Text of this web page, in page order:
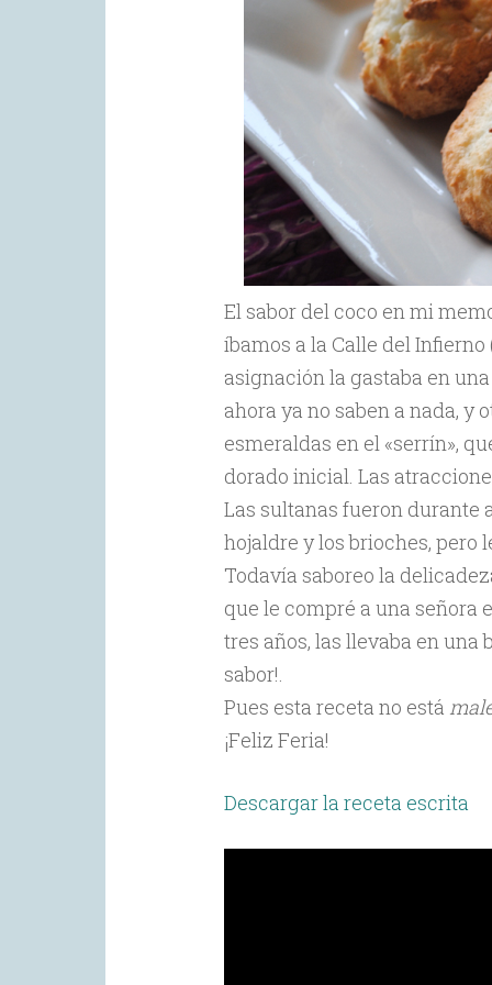
El sabor del coco en mi
íbamos a la Calle del
asignación la gastaba en
ahora ya no saben a nada, y
esmeraldas en el «serrín»,
dorado inicial. Las
Las sultanas fueron durante
hojaldre y los brioches, pero
Todavía saboreo la
que le compré a una señora
tres años, las llevaba en una
sabor!.
Pues esta receta no está
¡Feliz Feria!
Descargar la receta escrita